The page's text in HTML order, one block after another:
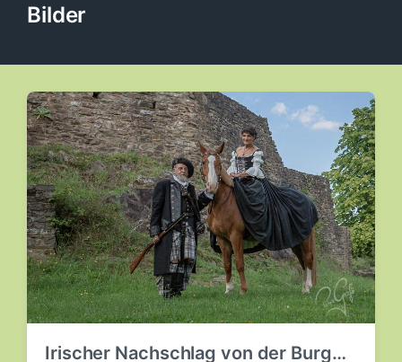
Bilder
Irischer Nachschlag von der Burg…